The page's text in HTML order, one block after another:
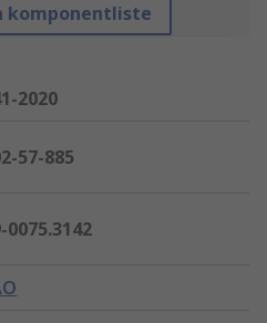
2020
57-885
0075.3142